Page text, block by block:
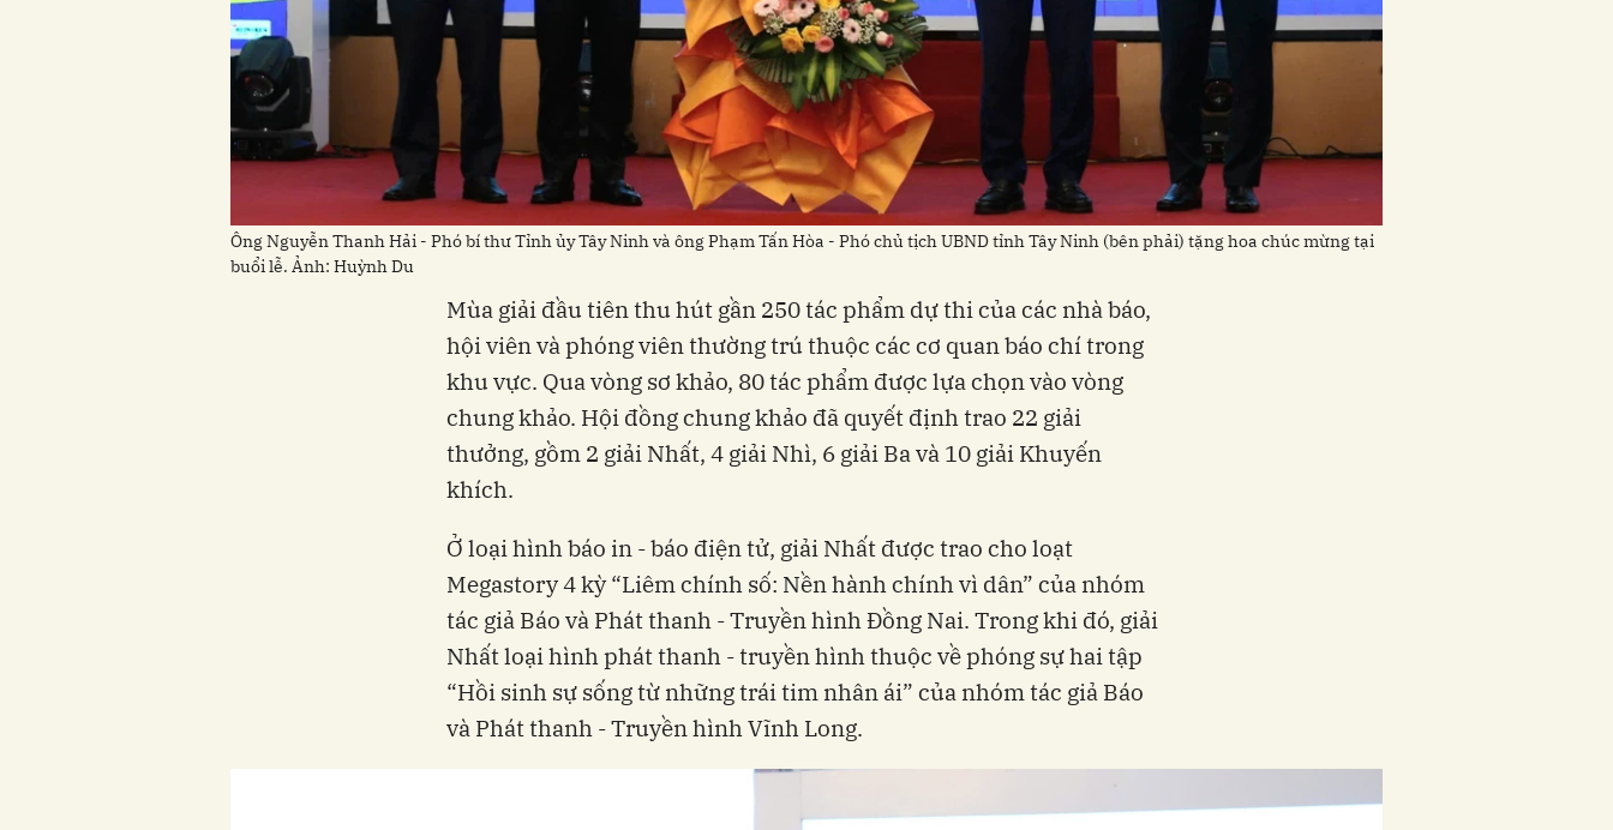
Ông Nguyễn Thanh Hải - Phó bí thư Tỉnh ủy Tây Ninh và ông Phạm Tấn Hòa - Phó chủ tịch UBND tỉnh Tây Ninh (bên phải) tặng hoa chúc mừng tại
buổi lễ. Ảnh: Huỳnh Du
Mùa giải đầu tiên thu hút gần 250 tác phẩm dự thi của các nhà báo,
hội viên và phóng viên thường trú thuộc các cơ quan báo chí trong
khu vực. Qua vòng sơ khảo, 80 tác phẩm được lựa chọn vào vòng
chung khảo. Hội đồng chung khảo đã quyết định trao 22 giải
thưởng, gồm 2 giải Nhất, 4 giải Nhì, 6 giải Ba và 10 giải Khuyến
khích.
Ở loại hình báo in - báo điện tử, giải Nhất được trao cho loạt
Megastory 4 kỳ “Liêm chính số: Nền hành chính vì dân” của nhóm
tác giả Báo và Phát thanh - Truyền hình Đồng Nai. Trong khi đó, giải
Nhất loại hình phát thanh - truyền hình thuộc về phóng sự hai tập
“Hồi sinh sự sống từ những trái tim nhân ái” của nhóm tác giả Báo
và Phát thanh - Truyền hình Vĩnh Long.